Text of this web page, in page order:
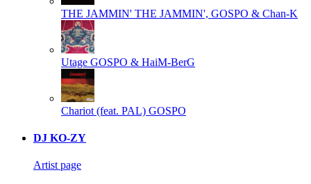
THE JAMMIN' THE JAMMIN', GOSPO & Chan-K
Utage GOSPO & HaiM-BerG
Chariot (feat. PAL) GOSPO
DJ KO-ZY
Artist page